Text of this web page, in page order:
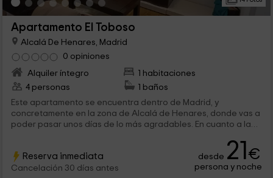
Apartamento El Toboso
Alcalá De Henares, Madrid
0 opiniones
Alquiler íntegro
1 habitaciones
4 personas
1 baños
Este apartamento se encuentra dentro de Madrid, y
concretamente en la zona de Alcalá de Henares, donde vas a
poder pasar unos días de lo más agradables. En cuanto a la
un alojamiento lleno de comodidades y con elementos
funcionales.
Reserva inmediata
Cancelación 30 días antes
desde 21€
persona y noche